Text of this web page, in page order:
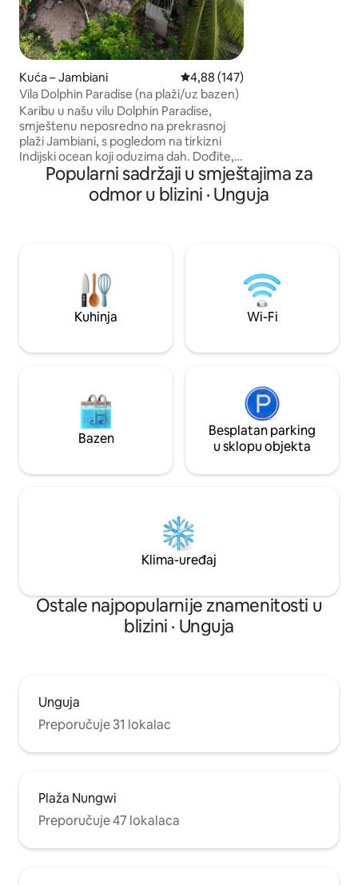
Kuća – Jambiani Prosječna ocjena: 4,88/5,
4,88 (147)
Vila Dolphin Paradise (na plaži/uz bazen)
Karibu u našu vilu Dolphin Paradise,
smještenu neposredno na prekrasnoj
plaži Jambiani, s pogledom na tirkizni
Indijski ocean koji oduzima dah. Dođite,
opustite se, igrajte se, uživajte i sanjajte s
obitelji ili prijateljima. Kuća ima 3 spavaće
sobe, 3 kupaonice, dnevni boravak,
brojnih restorana, barova i mjesta za
zmajanje u Jambianiju ili Pajeu. Uživajte u
zvukovima oceana dok se budite i dok
tonete u san.
Popularni sadržaji u smještajima za
odmor u blizini · Unguja
Kuhinja Wi-Fi
Bazen
Besplatan parking
u sklopu objekta
Klima-uređaj
Ostale najpopularnije znamenitosti u
blizini · Unguja
Unguja
Preporučuje 31 lokalac
Plaža Nungwi
Preporučuje 47 lokalaca